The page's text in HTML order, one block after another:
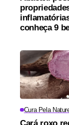
conheça 9
Cura Pela
Cará roxo